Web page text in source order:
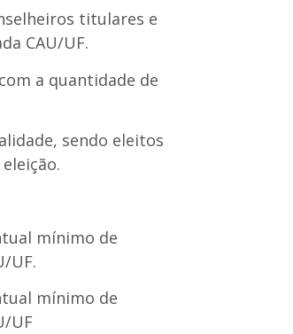
titulares e
CAU/UF.
a quantidade de
sendo eleitos
mínimo de
UF.
mínimo de
UF